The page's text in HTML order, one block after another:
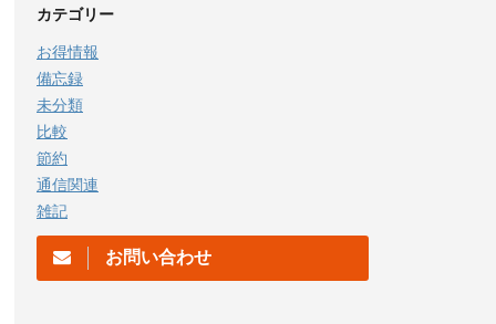
カテゴリー
お得情報
備忘録
未分類
比較
節約
通信関連
雑記
お問い合わせ